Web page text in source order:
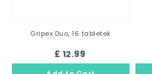
Gripex Duo, 16 tabletek
£ 12.99